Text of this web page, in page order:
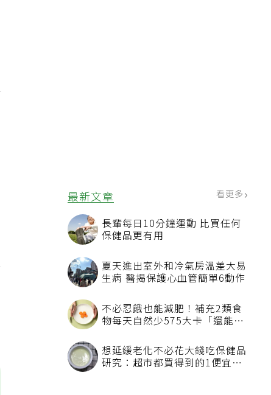
最新文章 看更多
長輩每日10分鐘運動 比買任何
保健品更有用
夏天進出室外和冷氣房溫差大易
生病 醫揭保護心血管簡單6動作
不必忍餓也能減肥！補充2類食
物每天自然少575大卡「還能吃
想延緩老化不必花大錢吃保健品
研究：超市都買得到的1便宜食